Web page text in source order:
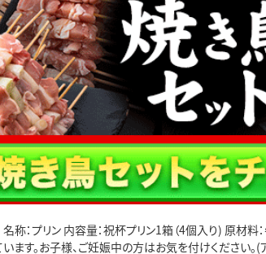
称：プリン 内容量：祝杯プリン1箱（4個入り) 原材料
ます。お子様、ご妊娠中の方はお気を付けください